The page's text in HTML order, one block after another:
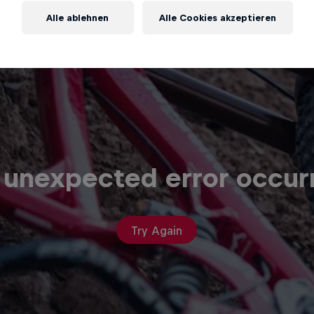
error
Try Again
Alle ablehnen Alle Cookies akzeptieren